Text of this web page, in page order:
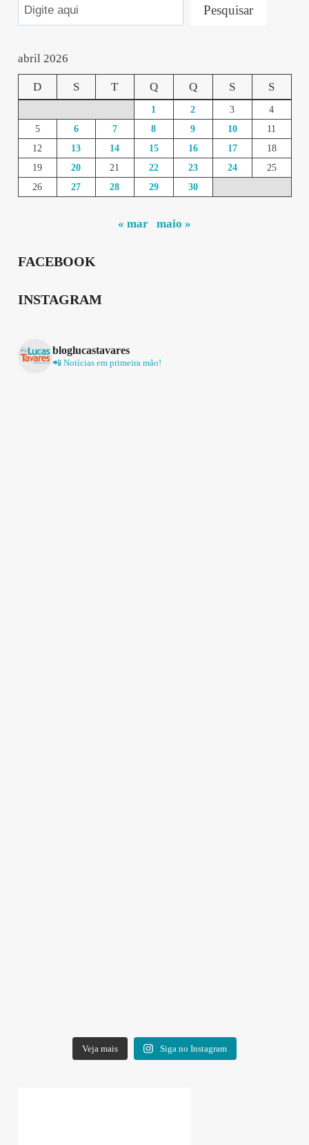
Pesquisar
abril 2026
D S T Q Q S S
1 2 3
4
5
6 7 8 9 10
11
12
13 14 15 16 17
18
19
20 21 22 23 24
25
26
27 28 29 30
« mar maio »
FACEBOOK
INSTAGRAM
bloglucastavares
📲 Notícias em primeira mão!
Veja mais Siga no Instagram